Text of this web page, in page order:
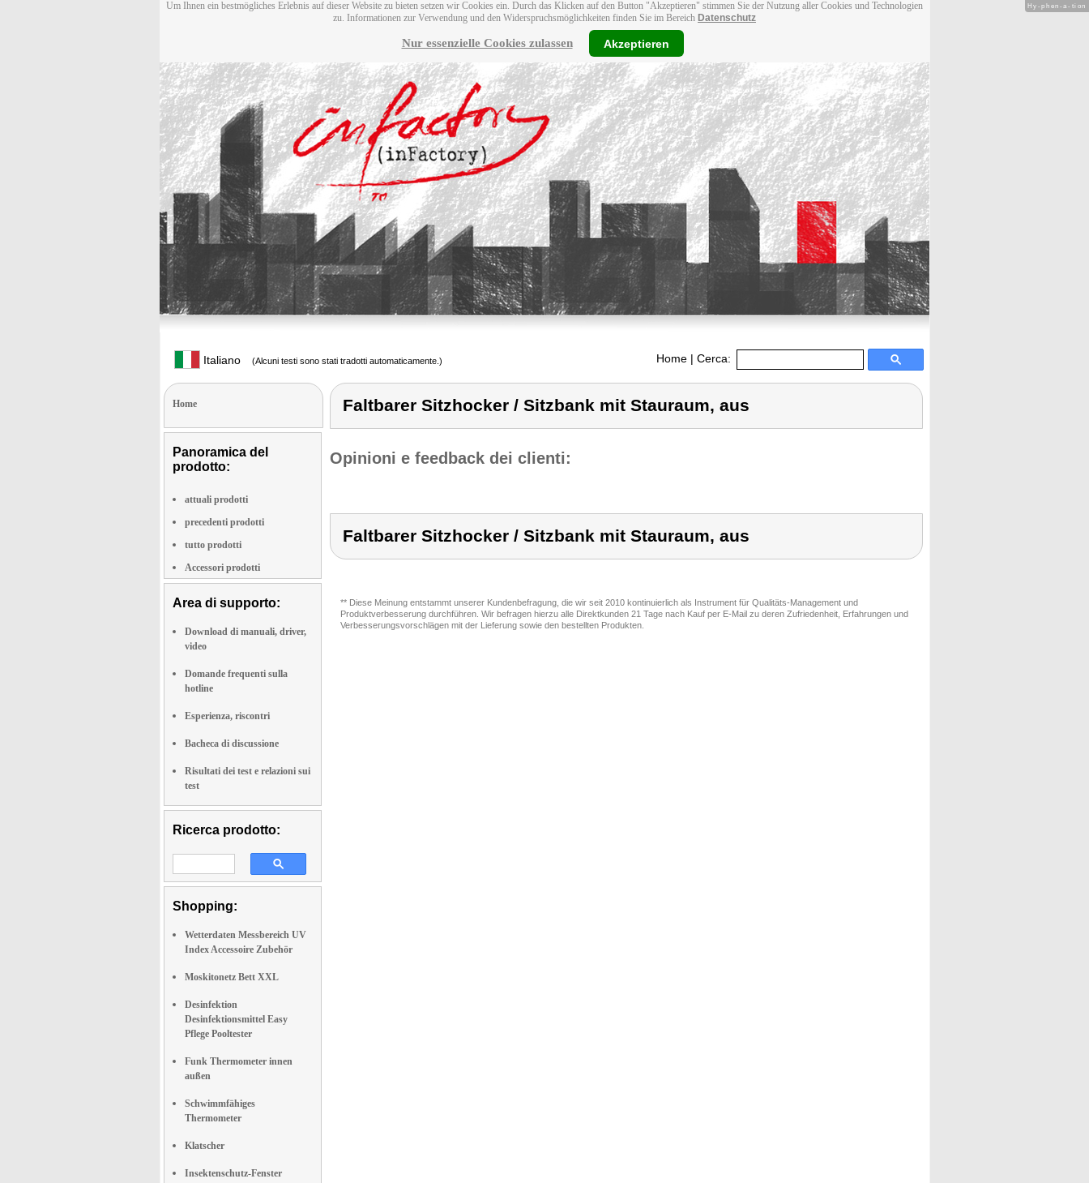
Um Ihnen ein bestmögliches Erlebnis auf dieser Website zu bieten setzen wir Cookies ein. Durch das Klicken auf den Button "Akzeptieren" stimmen Sie der Nutzung aller Cookies und Technologien
zu. Informationen zur Verwendung und den Widerspruchsmöglichkeiten finden Sie im Bereich Datenschutz
Nur essenzielle Cookies zulassen Akzeptieren
Italiano (Alcuni testi sono stati tradotti automaticamente.) Home | Cerca:
Home
Panoramica del
prodotto:
attuali prodotti
precedenti prodotti
tutto prodotti
Accessori prodotti
Area di supporto:
Download di manuali, driver,
video
Domande frequenti sulla
hotline
Esperienza, riscontri
Bacheca di discussione
Risultati dei test e relazioni sui
test
Ricerca prodotto:
Shopping:
Wetterdaten Messbereich UV
Index Accessoire Zubehör
Moskitonetz Bett XXL
Desinfektion
Desinfektionsmittel Easy
Pflege Pooltester
Funk Thermometer innen
außen
Schwimmfähiges
Thermometer
Klatscher
Insektenschutz-Fenster
Faltbarer Sitzhocker / Sitzbank mit Stauraum, aus
Opinioni e feedback dei clienti:
Faltbarer Sitzhocker / Sitzbank mit Stauraum, aus
** Diese Meinung entstammt unserer Kundenbefragung, die wir seit 2010 kontinuierlich als Instrument für Qualitäts-Management und
Produktverbesserung durchführen. Wir befragen hierzu alle Direktkunden 21 Tage nach Kauf per E-Mail zu deren Zufriedenheit, Erfahrungen und
Verbesserungsvorschlägen mit der Lieferung sowie den bestellten Produkten.
Hy-phen-a-tion